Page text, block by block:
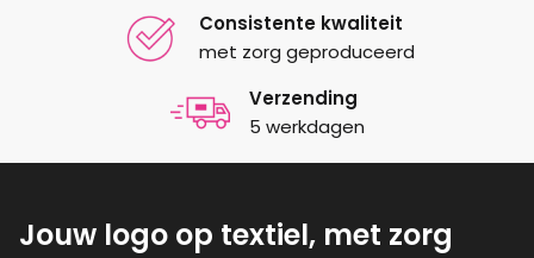
Consistente kwaliteit
met zorg geproduceerd
Verzending
5 werkdagen
Jouw logo op textiel, met zorg